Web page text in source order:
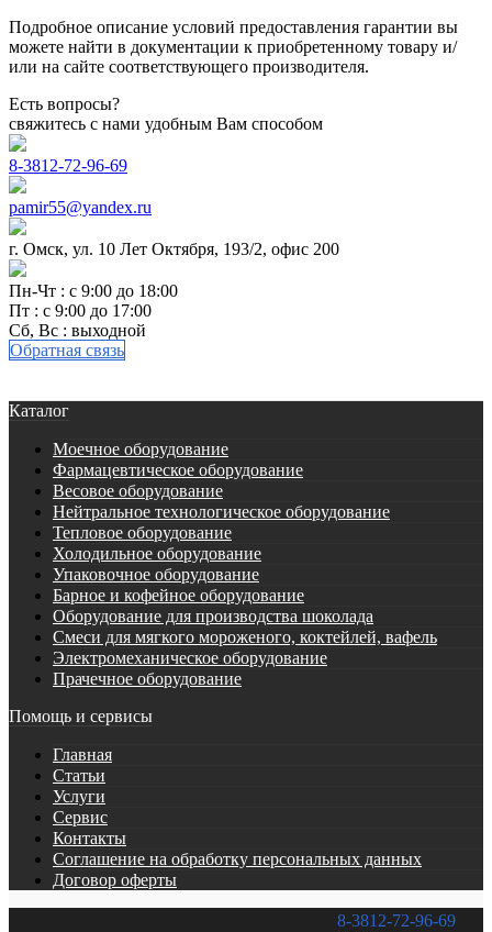
Подробное описание условий предоставления гарантии вы
можете найти в документации к приобретенному товару и/
или на сайте соответствующего производителя.
Есть вопросы?
свяжитесь с нами удобным Вам способом
8-3812-72-96-69
pamir55@yandex.ru
г. Омск, ул. 10 Лет Октября, 193/2, офис 200
Пн-Чт : с 9:00 до 18:00
Пт : с 9:00 до 17:00
Сб, Вс : выходной
Обратная связь
Каталог
Моечное оборудование
Фармацевтическое оборудование
Весовое оборудование
Нейтральное технологическое оборудование
Тепловое оборудование
Холодильное оборудование
Упаковочное оборудование
Барное и кофейное оборудование
Оборудование для производства шоколада
Смеси для мягкого мороженого, коктейлей, вафель
Электромеханическое оборудование
Прачечное оборудование
Помощь и сервисы
Главная
Статьи
Услуги
Сервис
Контакты
Соглашение на обработку персональных данных
Договор оферты
8-3812-72-96-69